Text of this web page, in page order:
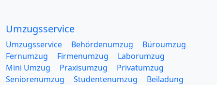
Umzugsservice
Umzugsservice Behördenumzug
Büroumzug
Fernumzug
Firmenumzug
Laborumzug
Mini Umzug
Praxisumzug
Privatumzug
Seniorenumzug
Studentenumzug
Beiladung